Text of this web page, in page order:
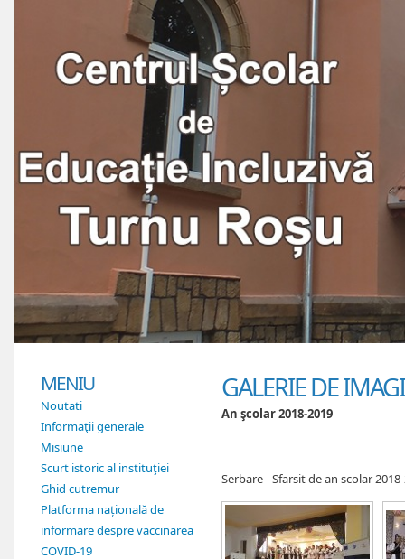
GALERIE DE
An şcolar 2018-2019
Serbare - Sfarsit de an scolar
MENIU
Noutati
Informaţii generale
Misiune
Scurt istoric al instituţiei
Ghid cutremur
Platforma națională de
informare despre vaccinarea
COVID-19